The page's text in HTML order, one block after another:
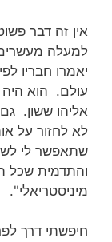
אין זה דבר
למעלה
יאמרו חבריו
עולם. הוא היה
אליהו ששון.
לא לחזור על
שתאפשר לי
והתדמית שכל
מיניסטריאלי".
חיפשתי דרך